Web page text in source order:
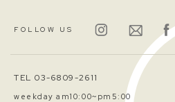
FOLLOW US
TEL 03-6809-2611
weekday am10:00~pm5:00